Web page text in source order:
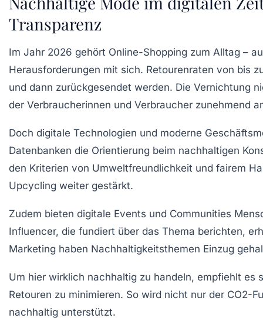
Transparenz
Im Jahr 2026 gehört Online-Shopping zum Alltag –
Herausforderungen mit sich. Retourenraten von bis
und dann zurückgesendet werden. Die Vernichtung
der Verbraucherinnen und Verbraucher zunehmend
Doch digitale Technologien und moderne
Datenbanken die Orientierung beim nachhaltigen
den Kriterien von Umweltfreundlichkeit und fairem
Upcycling weiter gestärkt.
Zudem bieten digitale Events und Communities
Influencer, die fundiert über das Thema berichten,
Marketing haben Nachhaltigkeitsthemen Einzug
Um hier wirklich nachhaltig zu handeln, empfiehlt
Retouren zu minimieren. So wird nicht nur der CO2-
nachhaltig unterstützt.